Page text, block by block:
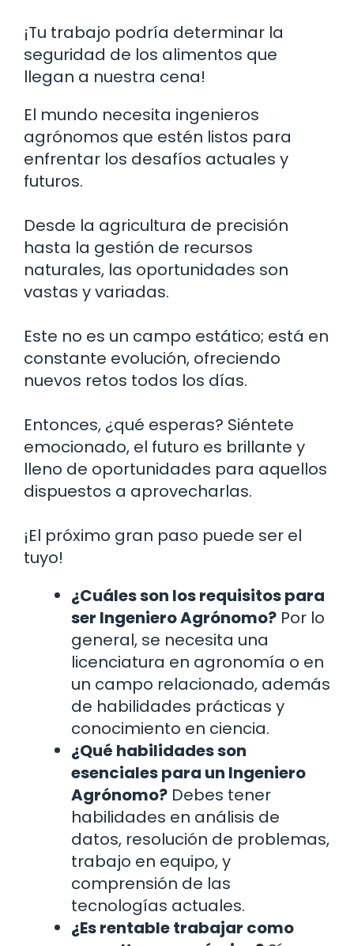
¡Tu trabajo podría determinar la
seguridad de los alimentos que
llegan a nuestra cena!
El mundo necesita ingenieros
agrónomos que estén listos para
enfrentar los desafíos actuales y
futuros.
Desde la agricultura de precisión
hasta la gestión de recursos
naturales, las oportunidades son
vastas y variadas.
Este no es un campo estático; está en
constante evolución, ofreciendo
nuevos retos todos los días.
Entonces, ¿qué esperas? Siéntete
emocionado, el futuro es brillante y
lleno de oportunidades para aquellos
dispuestos a aprovecharlas.
¡El próximo gran paso puede ser el
tuyo!
¿Cuáles son los requisitos para
ser Ingeniero Agrónomo? Por lo
general, se necesita una
licenciatura en agronomía o en
un campo relacionado, además
de habilidades prácticas y
conocimiento en ciencia.
¿Qué habilidades son
esenciales para un Ingeniero
Agrónomo? Debes tener
habilidades en análisis de
datos, resolución de problemas,
trabajo en equipo, y
comprensión de las
tecnologías actuales.
¿Es rentable trabajar como